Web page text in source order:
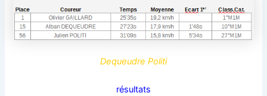
Dequeudre Politi
résultats